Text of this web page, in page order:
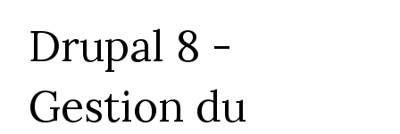
Drupal 8 -
Gestion du